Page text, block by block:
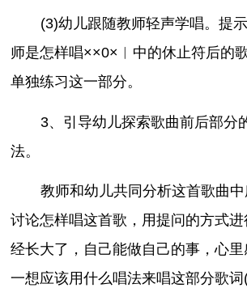
(3)幼儿跟随教师轻声学唱。提
师是怎样唱××0×︳中的休止符后的
单独练习这一部分。
3、引导幼儿探索歌曲前后部分
法。
教师和幼儿共同分析这首歌曲中
讨论怎样唱这首歌，用提问的方式
经长大了，自己能做自己的事，心
一想应该用什么唱法来唱这部分歌词